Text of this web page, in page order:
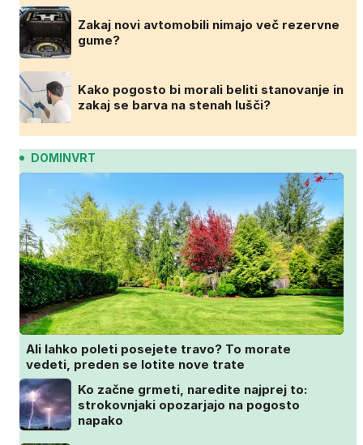
Zakaj novi avtomobili nimajo več rezervne
gume?
Kako pogosto bi morali beliti stanovanje in
zakaj se barva na stenah lušči?
DOMINVRT
Ali lahko poleti posejete travo? To morate
vedeti, preden se lotite nove trate
Ko začne grmeti, naredite najprej to:
strokovnjaki opozarjajo na pogosto
napako